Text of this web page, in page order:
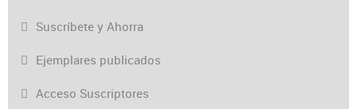
Suscríbete y Ahorra
Ejemplares publicados
Acceso Suscriptores